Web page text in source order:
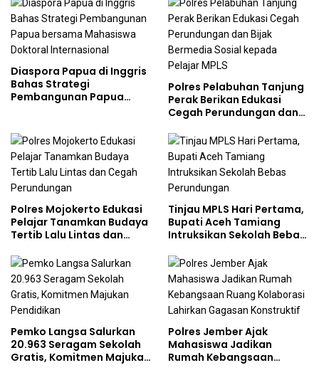
Diaspora Papua di Inggris
Bahas Strategi
Pembangunan Papua
Polres Pelabuhan Tanjung
Perak Berikan Edukasi
Cegah Perundungan dan
kepada Pelajar MPLS
Polres Mojokerto Edukasi
Pelajar Tanamkan Budaya
Tertib Lalu Lintas dan
Tinjau MPLS Hari Pertama,
Bupati Aceh Tamiang
Intruksikan Sekolah Bebas
Pemko Langsa Salurkan
20.963 Seragam Sekolah
Gratis, Komitmen Majukan
Polres Jember Ajak
Mahasiswa Jadikan
Rumah Kebangsaan